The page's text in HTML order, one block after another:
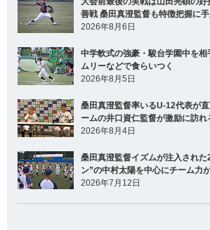
善戦 桑田真澄監督も特徴把握に手
2026年8月6日
中学軟式の強豪・駿台学園中を
ムリーなどで食らいつく
2026年8月5日
桑田真澄監督率いるU-12代表が
ームの井口資仁監督が激励に訪れ
2026年8月4日
桑田真澄監督イズムが注入され
ン”の中村太陽を中心にチーム力
2026年7月12日